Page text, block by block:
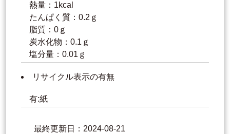
熱量：1kcal
たんぱく質：0.2ｇ
脂質：0ｇ
炭水化物：0.1ｇ
塩分量：0.01ｇ
リサイクル表示の有無
有:紙
最終更新日：2024-08-21